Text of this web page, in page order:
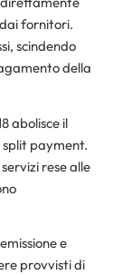
fornitori.
scindendo
della
abolisce il
split payment.
rese alle
e
provvisti di